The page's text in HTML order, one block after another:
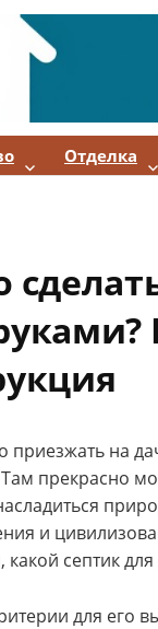
Отделка
приезжать на
прекрасно
и
какой септик
для его